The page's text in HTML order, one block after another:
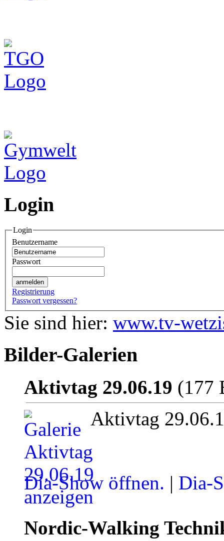
Login
Login
Benutzername
Passwort
Registrierung
Passwort vergessen?
Sie sind hier: www.tv-
Bilder-Galerien
Aktivtag 29.06.19 (177
Aktivtag
Dia-Show öffnen. | Dia-
Nordic-Walking